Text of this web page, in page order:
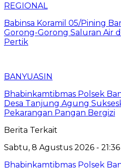
REGIONAL
Babinsa Koramil 05/Pining
Gorong-Gorong Saluran Air
Pertik
BANYUASIN
Bhabinkamtibmas Polsek
Desa Tanjung Agung
Pekarangan Pangan Bergizi
Berita Terkait
Sabtu, 8 Agustus 2026 -
Bhabinkamtibmas Polsek